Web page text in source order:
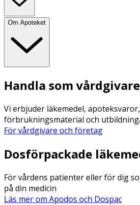
Om Apoteket
Handla som
Vi erbjuder läkemedel, apoteksvaror,
förbrukningsmaterial och
För vårdgivare och företag
Dosförpackade
För vårdens patienter eller för dig
på din medicin
Läs mer om Apodos och Dospac